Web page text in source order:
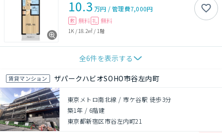
10.3 万円 /管理費7,000円
敷 無料 礼 無料
1K / 18.2㎡ / 1階
全6件を表示する
賃貸マンション ザパークハビオSOHO市谷左内町
東京メトロ南北線 / 市ケ谷駅 徒歩3分
築1年 / 6階建
東京都新宿区市谷左内町21